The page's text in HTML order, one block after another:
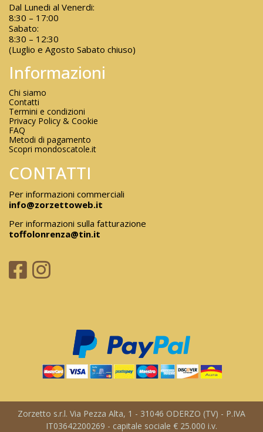
Dal Lunedi al Venerdi:
8:30 – 17:00
Sabato:
8:30 – 12:30
(Luglio e Agosto Sabato chiuso)
Informazioni
Chi siamo
Contatti
Termini e condizioni
Privacy Policy & Cookie
FAQ
Metodi di pagamento
Scopri mondoscatole.it
CONTATTI
Per informazioni commerciali
info@zorzettoweb.it
Per informazioni sulla fatturazione
toffolonrenza@tin.it
Zorzetto s.r.l. Via Pezza Alta, 1 - 31046 ODERZO (TV) - P.IVA
IT03642200269 - capitale sociale € 25.000 i.v.